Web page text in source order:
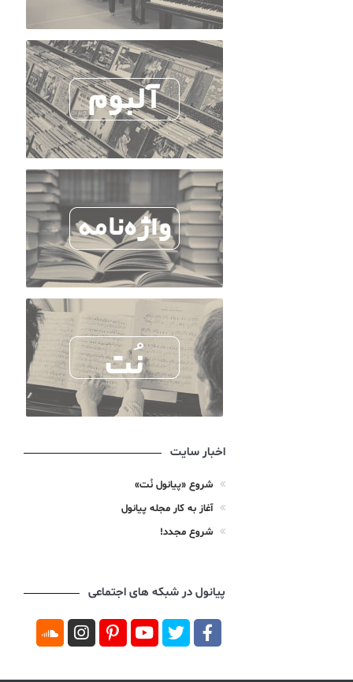
اخبار سایت
شروع «پیانول نُت»
آغاز به کار مجله پیانول
شروع مجدد!
پیانول در شبکه های اجتماعی